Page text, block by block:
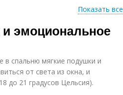
Показать все
эмоциональное
в спальню мягкие подушки и
от света из окна, и
до 21 градусов Цельсия).